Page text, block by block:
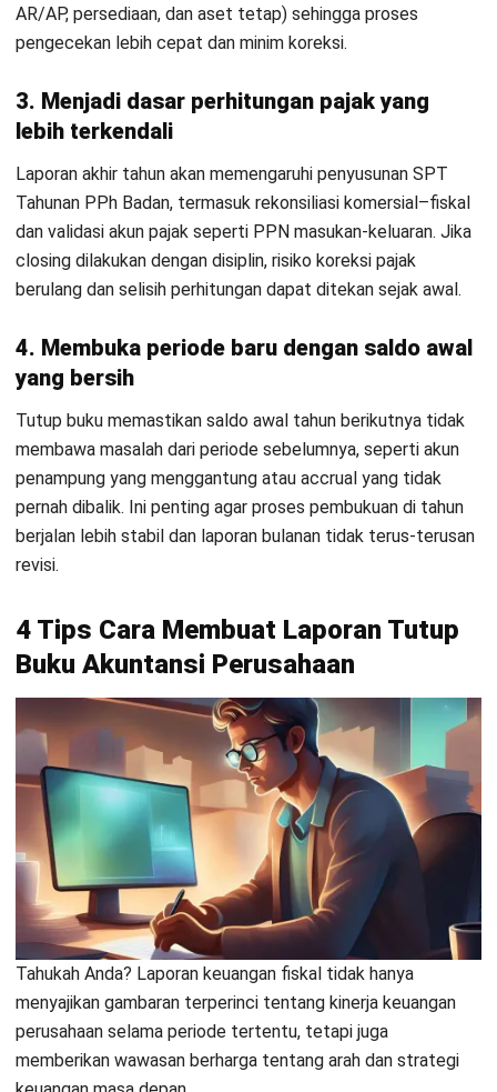
Baca juga:E-Invoice: Pengertian dan Bedanya dengan
Invoice Digital
Checklist Akun Wajib “Clean” Sebelum
Tutup Buku Final
Di akhir tahun, masalah closing biasanya bukan karena
transaksi kurang, tetapi karena saldo akun tidak bersih: ada
yang menggantung, tidak bisa ditelusuri, atau belum
direkonsiliasi. Kalau akun-akun material belum “clean”,
koreksi saat audit dan rekonsiliasi pajak.
dibereskan sebelum laporan final dikunci. Checklist ini
membantu memastikan angka di laporan punya dasar yang
jelas dan minim revisi.
No
Kas/Bank
Rekonsiliasi bank vs GL harus
outstanding transfer tanpa
sudah diposting. Hasil akhirnya
menyusun arus kas
di akhir tahun.
2.
Piutang
Usaha (AR)
Cocokkan saldo AR dengan
pembayaran customer tidak
retur/discount sudah masuk
3.
Utang Usaha
Cocokkan saldo AP dengan
yang sudah diterima tetapi
Pendapatan